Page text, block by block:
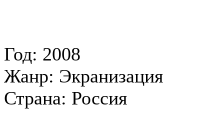
Год: 2008
Жанр: Экранизация
Страна: Россия